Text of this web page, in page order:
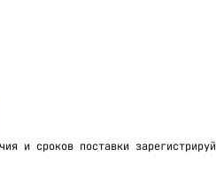
USD($) EUR(€)
и сроков поставки